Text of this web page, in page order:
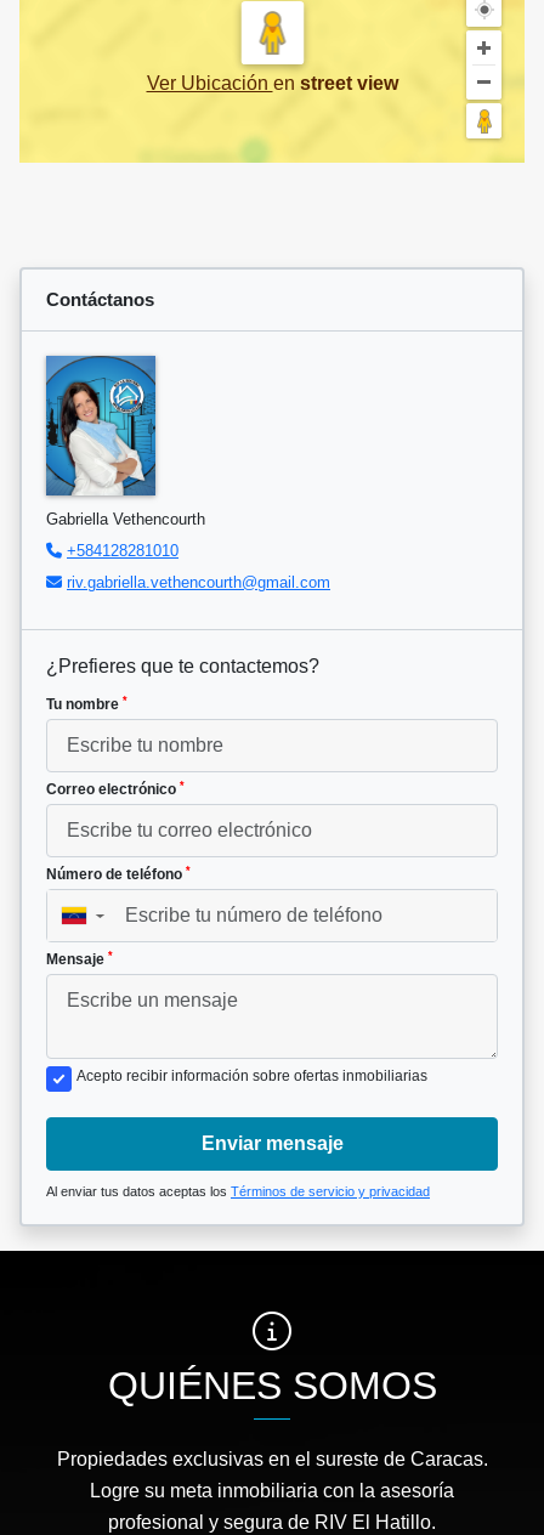
Ver Ubicación en street view
Contáctanos
Gabriella Vethencourth
+584128281010
riv.gabriella.vethencourth@gmail.com
¿Prefieres que te contactemos?
Tu nombre *
Correo electrónico *
Número de teléfono *
▼
Mensaje *
Acepto recibir información sobre ofertas inmobiliarias
Enviar mensaje
Al enviar tus datos aceptas los Términos de servicio y privacidad
QUIÉNES SOMOS
Propiedades exclusivas en el sureste de Caracas.
Logre su meta inmobiliaria con la asesoría
profesional y segura de RIV El Hatillo.